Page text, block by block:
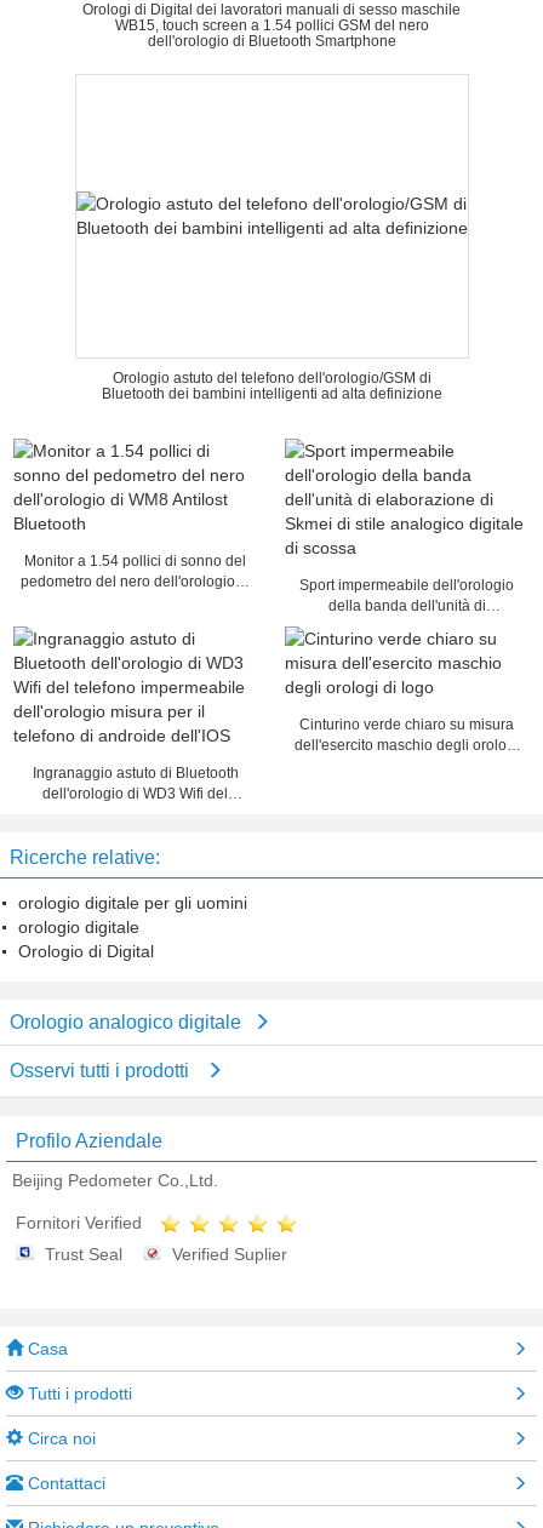
Orologi di Digital dei lavoratori manuali di sesso maschile
WB15, touch screen a 1.54 pollici GSM del nero
dell'orologio di Bluetooth Smartphone
Orologio astuto del telefono dell'orologio/GSM di
Bluetooth dei bambini intelligenti ad alta definizione
Monitor a 1.54 pollici di sonno del
pedometro del nero dell'orologio di
Sport impermeabile dell'orologio
della banda dell'unità di
analogico digitale di scossa
Ingranaggio astuto di Bluetooth
dell'orologio di WD3 Wifi del
di androide dell'IOS
Cinturino verde chiaro su misura
dell'esercito maschio degli orologi
Ricerche relative:
orologio digitale per gli uomini
orologio digitale
Orologio di Digital
Orologio analogico digitale
Osservi tutti i prodotti
Profilo Aziendale
Beijing Pedometer Co.,Ltd.
Fornitori Verified
Trust Seal
Verified Suplier
Casa
Tutti i prodotti
Circa noi
Contattaci